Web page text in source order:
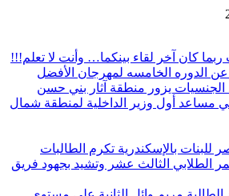
ربما كان آخر لقاء بينكما… وأنت لا تعلم!!!
الدوره الخامسه لمهرجان الأفضل
يزور منطقة آثار بني حسن
مساعد أول وزير الداخلية لمنطقة شمال
للبنات بالإسكندرية تكرم الطالبات
الطلابي الثالث عشر وتشيد بجهود فريق